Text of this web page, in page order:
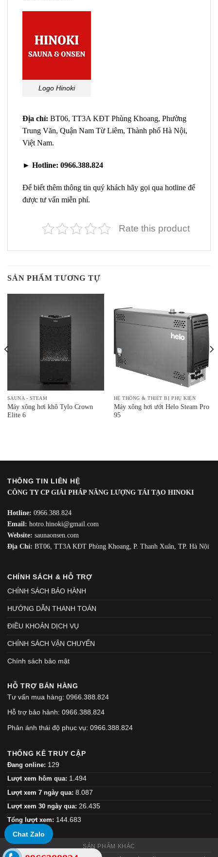
Logo Hinoki
Địa chỉ: BT06, TT3A KĐT Phùng Khoang, Phường
Trung Văn, Quận Nam Từ Liêm, Thành phố Hà Nội,
Việt Nam.
► Hotline: 0966.388.824
Để biết thêm thông tin quý khách hãy gọi qua hotline để
được tư vấn miễn phí.
Rate this product
SẢN PHẨM TƯƠNG TỰ
SAUNA - STEAM
Máy xông hơi khô Tylo Crown
Elite 6
HỆ THỐNG & THIẾT BỊ PHỤ KIỆN
Máy xông hơi ướt Helo Steam Pro
95
THÔNG TIN LIÊN HỆ
CÔNG TY CP GIẢI PHÁP NĂNG LƯỢNG TÁI TẠO HINOKI
Hotline: 0966.388.824
Email: hotro.hinoki@gmail.com
Website: saunaonsen.com
Địa Chỉ: BT06, TT3A KĐT Phùng Khoang, P. Thanh Xuân, TP. Hà Nội
CHÍNH SÁCH & HỖ TRỢ
CHÍNH SÁCH BẢO HÀNH
HƯỚNG DẪN THANH TOÁN
ĐIỀU KHOẢN DỊCH VỤ
CHÍNH SÁCH VẬN CHUYỂN
Chính sách bảo mật
HỖ TRỢ BÁN HÀNG
Tư vấn mua hàng: 0966.388.824
Hỗ trợ bảo hành: 0966.388.824
Phản ánh thái độ phục vụ: 0966.388.824
THỐNG KÊ TRUY CẬP
Đang online: 129
Lượt xem hôm qua: 1.494
Lượt xem 7 ngày qua: 8.087
Lượt xem 30 ngày qua: 26.435
Tổng lượt xem: 144.683
SẢN PHẨM KHÁC
Chat Zalo